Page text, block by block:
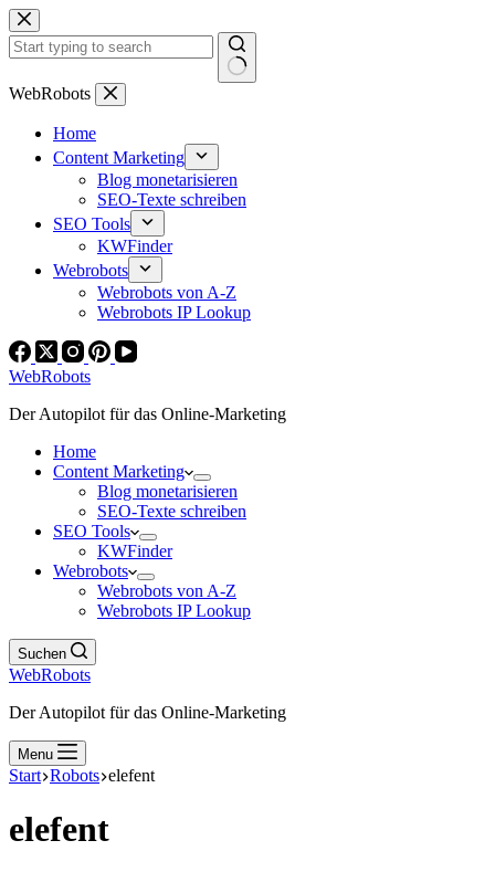
Zum
Inhalt
springen
Keine
WebRobots
Home
Content Marketing
Blog monetarisieren
SEO-Texte schreiben
SEO Tools
KWFinder
Webrobots
Webrobots von A-Z
Webrobots IP Lookup
WebRobots
Der Autopilot für das Online-Marketing
Home
Content Marketing
Blog monetarisieren
SEO-Texte schreiben
SEO Tools
KWFinder
Webrobots
Webrobots von A-Z
Webrobots IP Lookup
Suchen
WebRobots
Der Autopilot für das Online-Marketing
Menu
Start Robots elefent
elefent